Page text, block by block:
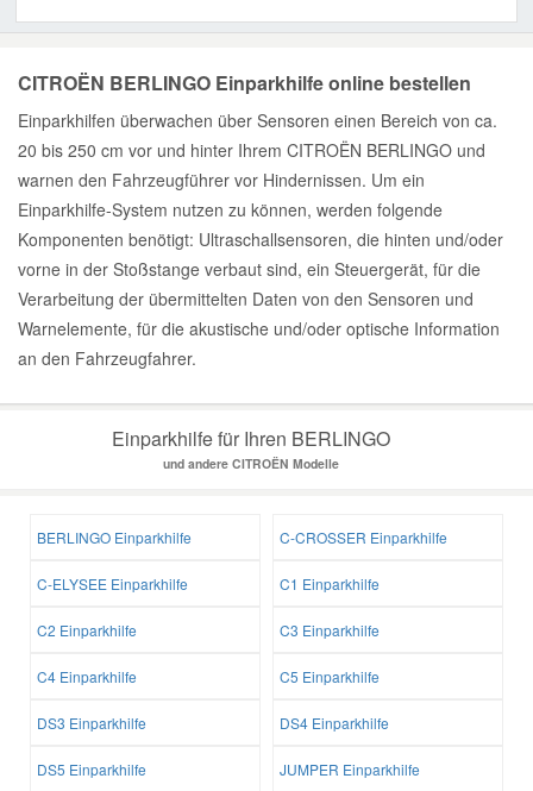
CITROËN BERLINGO Einparkhilfe online bestellen
Einparkhilfen überwachen über Sensoren einen Bereich von ca.
20 bis 250 cm vor und hinter Ihrem CITROËN BERLINGO und
warnen den Fahrzeugführer vor Hindernissen. Um ein
Einparkhilfe-System nutzen zu können, werden folgende
Komponenten benötigt: Ultraschallsensoren, die hinten und/oder
vorne in der Stoßstange verbaut sind, ein Steuergerät, für die
Verarbeitung der übermittelten Daten von den Sensoren und
Warnelemente, für die akustische und/oder optische Information
an den Fahrzeugfahrer.
Einparkhilfe für Ihren BERLINGO
und andere CITROËN Modelle
BERLINGO Einparkhilfe C-CROSSER Einparkhilfe
C-ELYSEE Einparkhilfe C1 Einparkhilfe
C2 Einparkhilfe C3 Einparkhilfe
C4 Einparkhilfe C5 Einparkhilfe
DS3 Einparkhilfe DS4 Einparkhilfe
DS5 Einparkhilfe JUMPER Einparkhilfe